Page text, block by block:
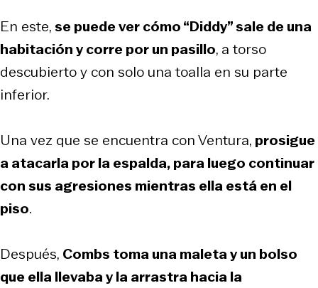
En este,se puede ver cómo “Diddy” sale de una
habitación y corre por un pasillo, a torso
descubierto y con solo una toalla en su parte
inferior.
Una vez que se encuentra con Ventura, prosigue
a atacarla por la espalda, para luego continuar
con sus agresiones mientras ella está en el
piso.
Después, Combs toma una maleta y un bolso
que ella llevaba y la arrastra hacia la